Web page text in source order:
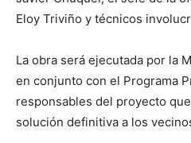
Eloy Triviño y técnicos
La obra será ejecutada por la
en conjunto con el Programa
responsables del proyecto
solución definitiva a los